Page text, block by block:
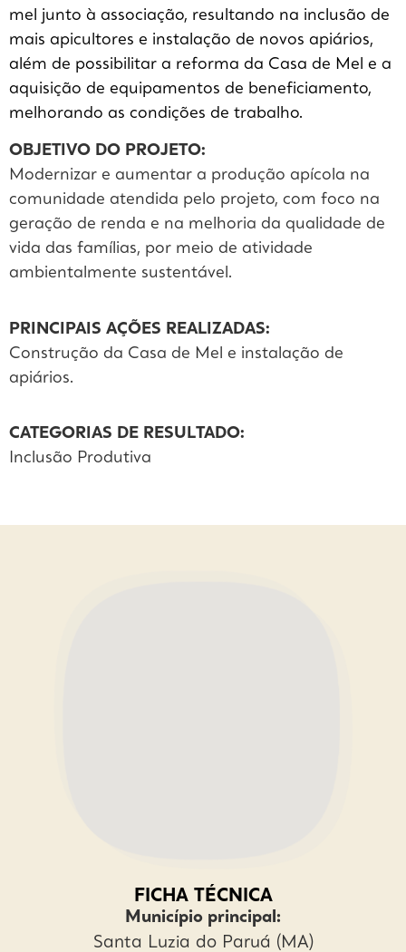
mel junto à associação, resultando na inclusão de
mais apicultores e instalação de novos apiários,
além de possibilitar a reforma da Casa de Mel e a
aquisição de equipamentos de beneficiamento,
melhorando as condições de trabalho.
OBJETIVO DO PROJETO:
Modernizar e aumentar a produção apícola na
comunidade atendida pelo projeto, com foco na
geração de renda e na melhoria da qualidade de
vida das famílias, por meio de atividade
ambientalmente sustentável.
PRINCIPAIS AÇÕES REALIZADAS:
Construção da Casa de Mel e instalação de
apiários.
CATEGORIAS DE RESULTADO:
Inclusão Produtiva
FICHA TÉCNICA
Município principal:
Santa Luzia do Paruá (MA)